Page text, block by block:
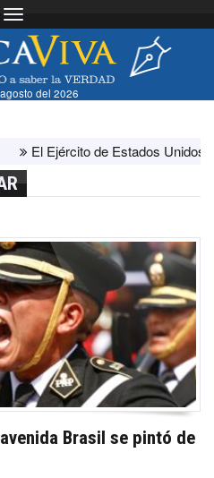
Toggle navigation
del 2026
Ejército de Estados Unidos ha
Brasil se pintó de